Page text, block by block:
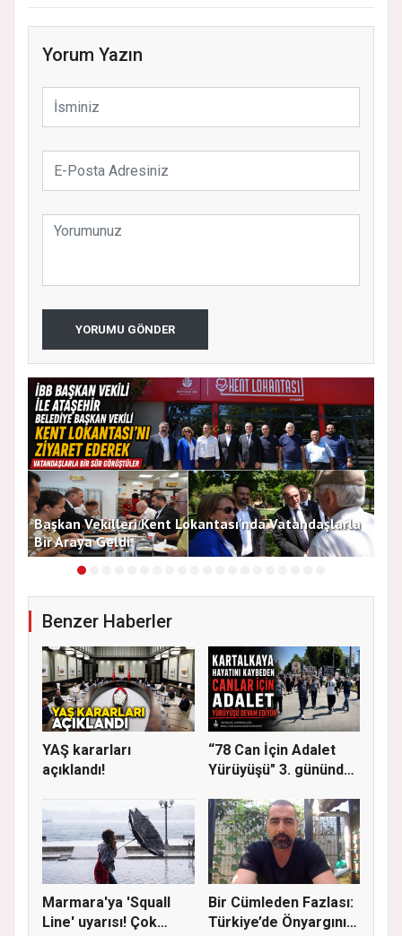
Yorum Yazın
YORUMU GÖNDER
Başkan Vekilleri Kent Lokantası'nda Vatandaşlarla
Bir Araya Geldi
Benzer Haberler
YAŞ kararları
açıklandı!
“78 Can İçin Adalet
Yürüyüşü" 3. gününde
Marmara'ya 'Squall
Line' uyarısı! Çok
Bir Cümleden Fazlası:
Türkiye’de Önyargının